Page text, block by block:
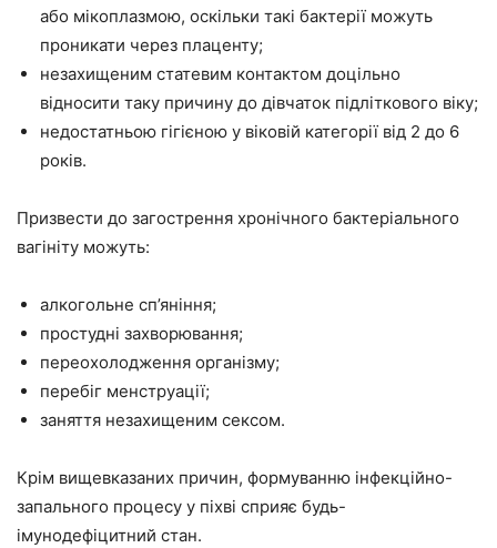
або мікоплазмою, оскільки такі бактерії можуть
проникати через плаценту;
незахищеним статевим контактом доцільно
відносити таку причину до дівчаток підліткового віку;
недостатньою гігієною у віковій категорії від 2 до 6
років.
Призвести до загострення хронічного бактеріального
вагініту можуть:
алкогольне сп’яніння;
простудні захворювання;
переохолодження організму;
перебіг менструації;
заняття незахищеним сексом.
Крім вищевказаних причин, формуванню інфекційно-
запального процесу у піхві сприяє будь-
імунодефіцитний стан.